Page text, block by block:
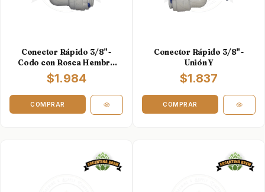
Conector Rápido 3/8" -
Codo con Rosca Hembra
de 1/2"
$1.984
Conector Rápido 3/8" -
Unión Y
$1.837